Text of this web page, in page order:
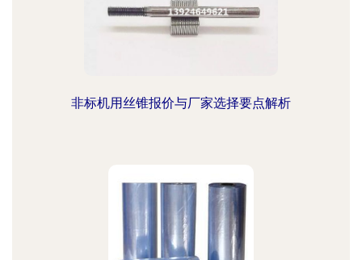
非标机用丝锥报价与厂家选择要点解析